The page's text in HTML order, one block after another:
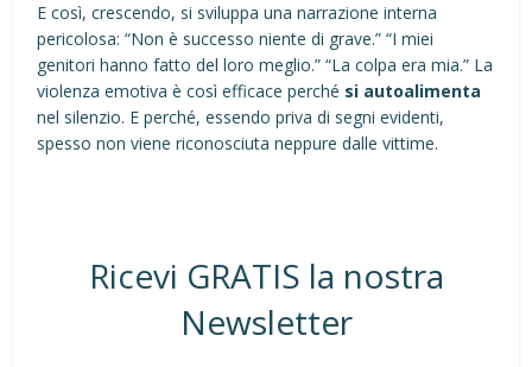
E così, crescendo, si sviluppa una narrazione interna
pericolosa: “Non è successo niente di grave.” “I miei
genitori hanno fatto del loro meglio.” “La colpa era mia.” La
violenza emotiva è così efficace perché si autoalimenta
nel silenzio. E perché, essendo priva di segni evidenti,
spesso non viene riconosciuta neppure dalle vittime.